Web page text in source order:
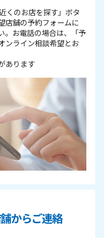
くのお店を探す」ボタ
店舗の予約フォームに
お電話の場合は、「予
ンライン相談希望とお
あります
からご連絡